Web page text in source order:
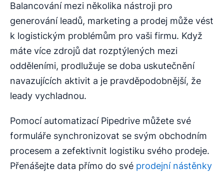
Balancování mezi několika nástroji pro
generování leadů, marketing a prodej může vést
k logistickým problémům pro vaši firmu. Když
máte více zdrojů dat rozptýlených mezi
odděleními, prodlužuje se doba uskutečnění
navazujících aktivit a je pravděpodobnější, že
leady vychladnou.
Pomocí automatizací Pipedrive můžete své
formuláře synchronizovat se svým obchodním
procesem a zefektivnit logistiku svého prodeje.
Přenášejte data přímo do své prodejní nástěnky